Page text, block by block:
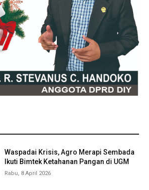
Waspadai Krisis, Agro Merapi Sembada
Ikuti Bimtek Ketahanan Pangan di UGM
Rabu, 8 April 2026